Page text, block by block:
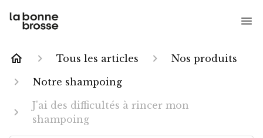
Tous les articles
Nos produits
Notre shampoing
J'ai des difficultés à rincer mon
shampoing